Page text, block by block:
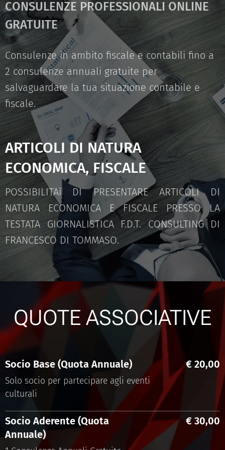
CONSULENZE PROFESSIONALI ONLINE
GRATUITE
Consulenze in ambito fiscale e contabili fino a
2 consulenze annuali gratuite per
salvaguardare la tua situazione contabile e
fiscale.
ARTICOLI DI NATURA
ECONOMICA, FISCALE
POSSIBILITAì DI PRESENTARE ARTICOLI DI
NATURA ECONOMICA E FISCALE PRESSO LA
TESTATA GIORNALISTICA F.D.T. CONSULTING DI
FRANCESCO DI TOMMASO.
QUOTE ASSOCIATIVE
Socio Base (Quota Annuale)
Solo socio per partecipare agli eventi
culturali
€ 20,00
Socio Aderente (Quota
Annuale)
€ 30,00